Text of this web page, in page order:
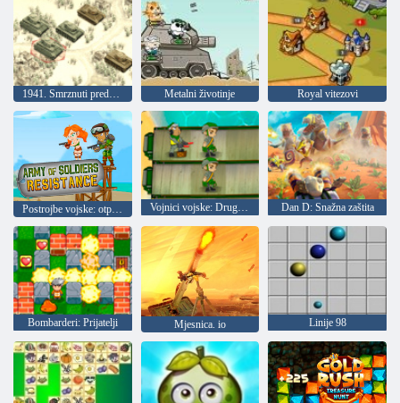
1941. Smrznuti prednji dio Metalni životinje Royal vitezovi
Vojnici vojske: Drugi svjetski rat Dan D: Snažna zaštita
Bombarderi: Prijatelji Mjesnica. io Linije 98